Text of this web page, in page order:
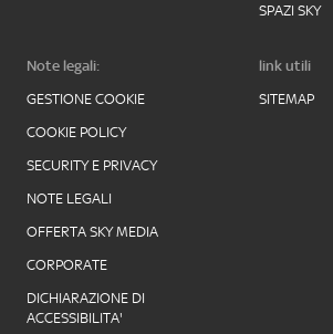
SPAZI SKY
Note legali:
GESTIONE COOKIE
COOKIE POLICY
SECURITY E PRIVACY
NOTE LEGALI
OFFERTA SKY MEDIA
CORPORATE
DICHIARAZIONE DI
ACCESSIBILITA'
link utili
SITEMAP